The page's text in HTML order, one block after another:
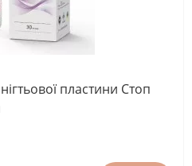
пластини Стоп